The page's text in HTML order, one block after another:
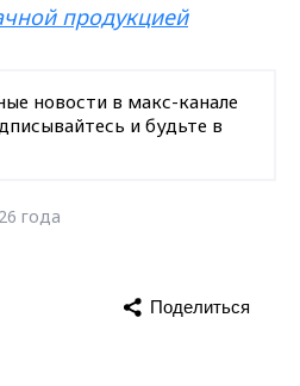
продукцией
новости в макс-канале
и будьте в
года
Поделиться